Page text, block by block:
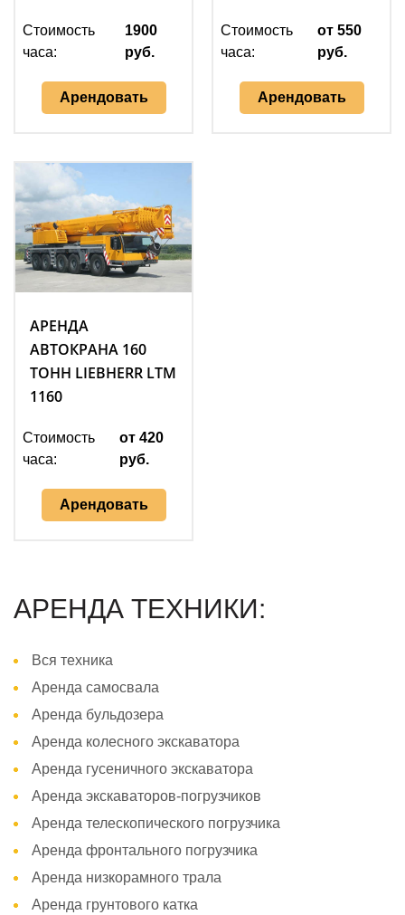
Стоимость
часа:
1900
руб.
Арендовать
Стоимость
часа:
от 550
руб.
Арендовать
АРЕНДА
АВТОКРАНА 160
ТОНН LIEBHERR LTM
1160
Стоимость
часа:
от 420
руб.
Арендовать
АРЕНДА ТЕХНИКИ:
Вся техника
Аренда самосвала
Аренда бульдозера
Аренда колесного экскаватора
Аренда гусеничного экскаватора
Аренда экскаваторов-погрузчиков
Аренда телескопического погрузчика
Аренда фронтального погрузчика
Аренда низкорамного трала
Аренда грунтового катка